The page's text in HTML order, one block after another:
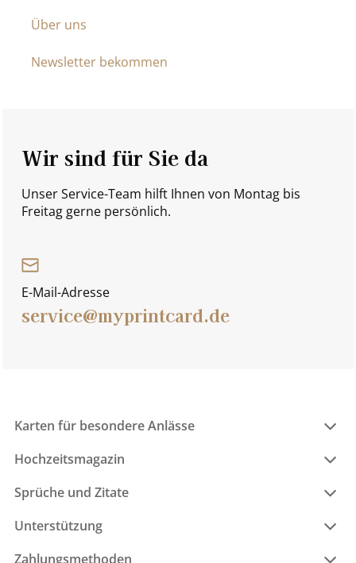
Über uns
Newsletter bekommen
Wir sind für Sie da
Unser Service-Team hilft Ihnen von Montag bis
Freitag gerne persönlich.
E-Mail-Adresse
service@myprintcard.de
Karten für besondere Anlässe
Hochzeitsmagazin
Sprüche und Zitate
Unterstützung
Zahlungsmethoden